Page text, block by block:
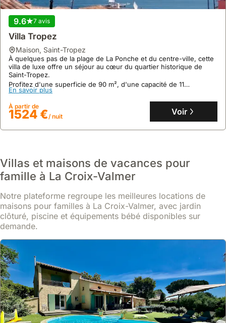
9.6 7 avis
Villa Tropez
maison, Saint-Tropez
À quelques pas de la plage de La Ponche et du centre-ville, cette
villa de luxe offre un séjour au cœur du quartier historique de
Saint-Tropez.
Profitez d'une superficie de 90 m², d'une capacité de 11
personnes, d'une terrasse avec vue mer et d'une cuisine
entièrement équipée pour un séjour des plus agréables.
En savoir plus
À partir de
1524 €/ nuit Voir
Villas et maisons de vacances pour
famille à La Croix-Valmer
Notre plateforme regroupe les meilleures locations de
maisons pour familles à La Croix-Valmer, avec jardin
clôturé, piscine et équipements bébé disponibles sur
demande.